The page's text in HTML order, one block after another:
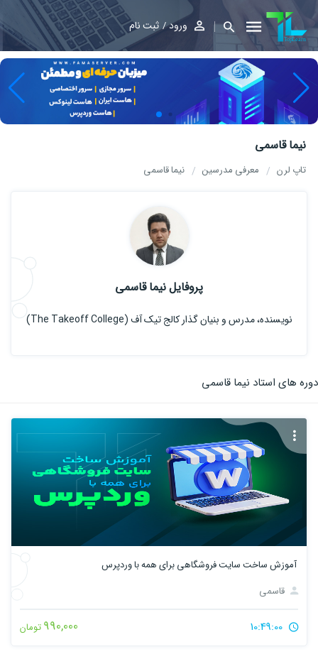
ورود ثبت نام
نیما قاسمی
تاپ لرن معرفی مدرسین نیما قاسمی
پروفایل نیما قاسمی
نویسنده، مدرس و بنیان گذار کالج تیک آف (The Takeoff College)
دوره های استاد نیما قاسمی
آموزش ساخت سایت فروشگاهی برای همه با وردپرس
قاسمی
990,000تومان